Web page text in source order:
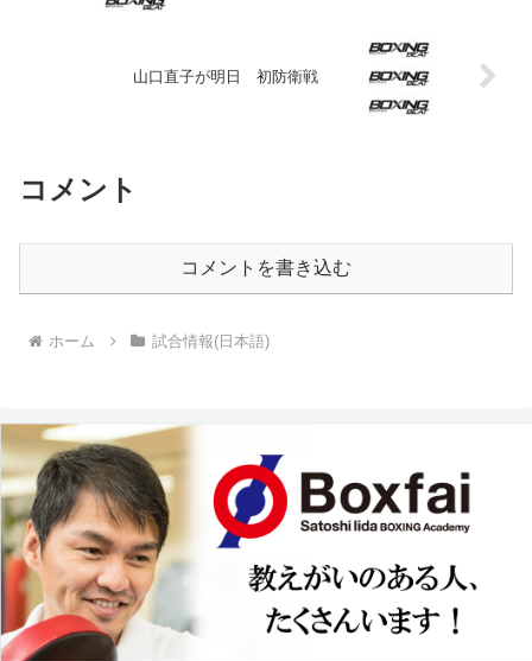
山口直子が明日 初防衛戦
コメント
コメントを書き込む
ホーム 試合情報(日本語)